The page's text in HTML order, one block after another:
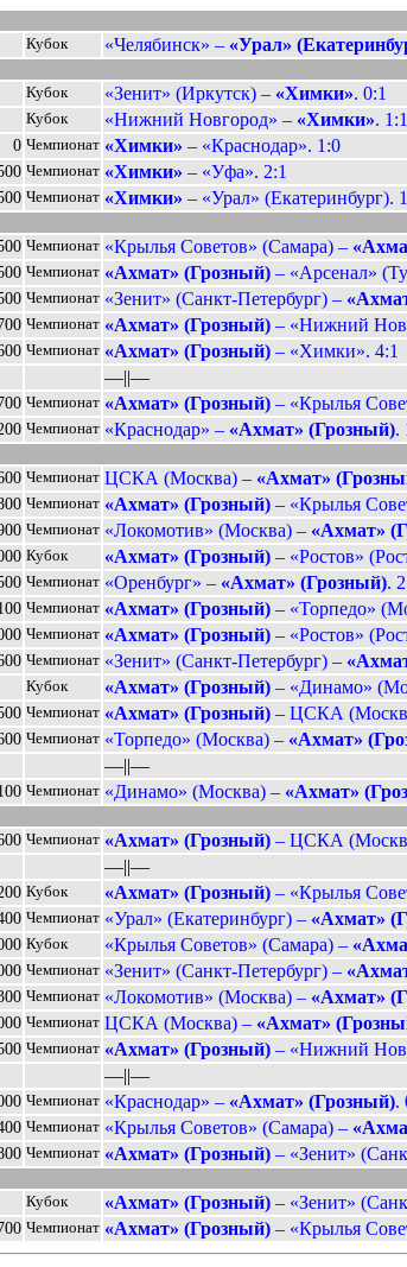
Кубок «Челябинск» – «Урал»
Кубок «Зенит» (Иркутск) – «Химки». 0:1
Кубок «Нижний Новгород» – «Химки».
0 Чемпионат «Химки» – «Краснодар». 1:0
Чемпионат «Химки» – «Уфа». 2:1
Чемпионат «Химки» – «Урал» (Екатеринбург).
Чемпионат «Крылья Советов» (Самара) –
Чемпионат «Ахмат» (Грозный) – «Арсенал»
Чемпионат «Зенит» (Санкт-Петербург) –
Чемпионат «Ахмат» (Грозный) – «Нижний
Чемпионат «Ахмат» (Грозный) – «Химки». 4:1
––||––
Чемпионат «Ахмат» (Грозный) – «Крылья
Чемпионат «Краснодар» – «Ахмат» (Грозный).
Чемпионат ЦСКА (Москва) – «Ахмат»
Чемпионат «Ахмат» (Грозный) – «Крылья
Чемпионат «Локомотив» (Москва) – «Ахмат»
Кубок «Ахмат» (Грозный) – «Ростов»
Чемпионат «Оренбург» – «Ахмат» (Грозный).
Чемпионат «Ахмат» (Грозный) – «Торпедо»
Чемпионат «Ахмат» (Грозный) – «Ростов»
Чемпионат «Зенит» (Санкт-Петербург) –
Кубок «Ахмат» (Грозный) – «Динамо»
Чемпионат «Ахмат» (Грозный) – ЦСКА
Чемпионат «Торпедо» (Москва) – «Ахмат»
––||––
Чемпионат «Динамо» (Москва) – «Ахмат»
Чемпионат «Ахмат» (Грозный) – ЦСКА
––||––
Кубок «Ахмат» (Грозный) – «Крылья
Чемпионат «Урал» (Екатеринбург) – «Ахмат»
Кубок «Крылья Советов» (Самара) –
Чемпионат «Зенит» (Санкт-Петербург) –
Чемпионат «Локомотив» (Москва) – «Ахмат»
Чемпионат ЦСКА (Москва) – «Ахмат»
Чемпионат «Ахмат» (Грозный) – «Нижний
––||––
Чемпионат «Краснодар» – «Ахмат» (Грозный).
Чемпионат «Крылья Советов» (Самара) –
Чемпионат «Ахмат» (Грозный) – «Зенит»
Кубок «Ахмат» (Грозный) – «Зенит»
Чемпионат «Ахмат» (Грозный) – «Крылья